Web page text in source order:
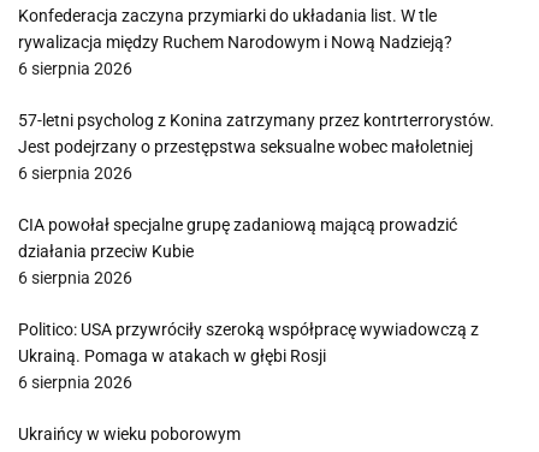
Konfederacja zaczyna przymiarki do układania list. W tle
rywalizacja między Ruchem Narodowym i Nową Nadzieją?
6 sierpnia 2026
57-letni psycholog z Konina zatrzymany przez kontrterrorystów.
Jest podejrzany o przestępstwa seksualne wobec małoletniej
6 sierpnia 2026
CIA powołał specjalne grupę zadaniową mającą prowadzić
działania przeciw Kubie
6 sierpnia 2026
Politico: USA przywróciły szeroką współpracę wywiadowczą z
Ukrainą. Pomaga w atakach w głębi Rosji
6 sierpnia 2026
Ukraińcy w wieku poborowym